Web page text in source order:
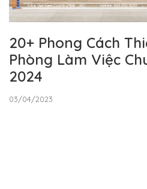
20+ Phong Cách
Phòng Làm Việc
2024
03/04/2023